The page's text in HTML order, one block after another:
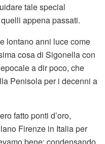
tale special
appena passati.
lontano anni luce come
cosa di Sigonella con
a dir poco, che
Penisola per i decenni a
fatto ponti d’oro,
Firenze in Italia per
bene: condensando